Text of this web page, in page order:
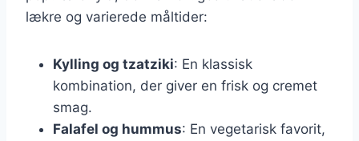
lækre og varierede måltider:
Kylling og tzatziki: En klassisk
kombination, der giver en frisk og cremet
smag.
Falafel og hummus: En vegetarisk favorit,